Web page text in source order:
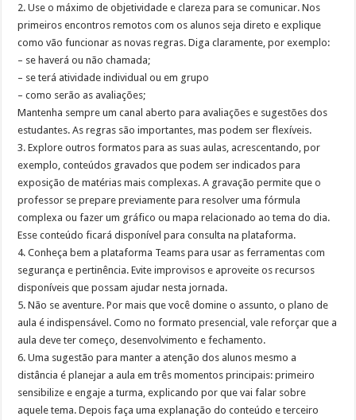
2. Use o máximo de objetividade e clareza para se comunicar. Nos
primeiros encontros remotos com os alunos seja direto e explique
como vão funcionar as novas regras. Diga claramente, por exemplo:
– se haverá ou não chamada;
– se terá atividade individual ou em grupo
– como serão as avaliações;
Mantenha sempre um canal aberto para avaliações e sugestões dos
estudantes. As regras são importantes, mas podem ser flexíveis.
3. Explore outros formatos para as suas aulas, acrescentando, por
exemplo, conteúdos gravados que podem ser indicados para
exposição de matérias mais complexas. A gravação permite que o
professor se prepare previamente para resolver uma fórmula
complexa ou fazer um gráfico ou mapa relacionado ao tema do dia.
Esse conteúdo ficará disponível para consulta na plataforma.
4. Conheça bem a plataforma Teams para usar as ferramentas com
segurança e pertinência. Evite improvisos e aproveite os recursos
disponíveis que possam ajudar nesta jornada.
5. Não se aventure. Por mais que você domine o assunto, o plano de
aula é indispensável. Como no formato presencial, vale reforçar que a
aula deve ter começo, desenvolvimento e fechamento.
6. Uma sugestão para manter a atenção dos alunos mesmo a
distância é planejar a aula em três momentos principais: primeiro
sensibilize e engaje a turma, explicando por que vai falar sobre
aquele tema. Depois faça uma explanação do conteúdo e terceiro